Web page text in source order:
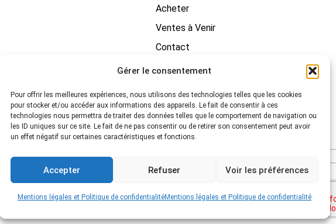
Gérer le consentement
Pour offrir les meilleures expériences, nous utilisons des technologies telles que les cookies
pour stocker et/ou accéder aux informations des appareils. Le fait de consentir à ces
technologies nous permettra de traiter des données telles que le comportement de navigation ou
les ID uniques sur ce site. Le fait de ne pas consentir ou de retirer son consentement peut avoir
un effet négatif sur certaines caractéristiques et fonctions.
Accepter Refuser Voir les préférences
Mentions légales et Politique de confidentialitéMentions légales et Politique de confidentialité
Acheter
Ventes à Venir
Contact
By Orocom.fr©